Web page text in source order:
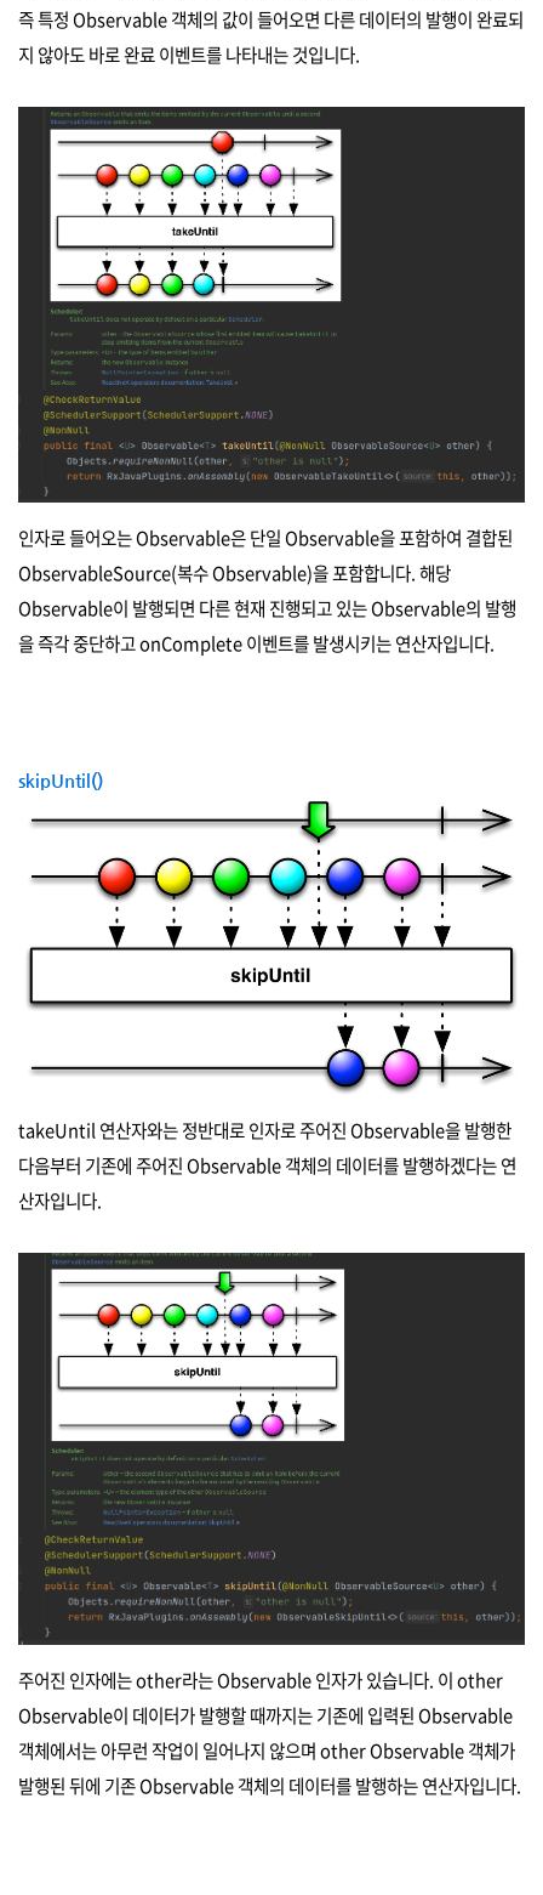
즉 특정 Observable 객체의 값이 들어오면 다른 데이터의 발행이 완료되
지 않아도 바로 완료 이벤트를 나타내는 것입니다.
인자로 들어오는 Observable은 단일 Observable을 포함하여 결합된
ObservableSource(복수 Observable)을 포함합니다. 해당
Observable이 발행되면 다른 현재 진행되고 있는 Observable의 발행
을 즉각 중단하고 onComplete 이벤트를 발생시키는 연산자입니다.
skipUntil()
takeUntil 연산자와는 정반대로 인자로 주어진 Observable을 발행한
다음부터 기존에 주어진 Observable 객체의 데이터를 발행하겠다는 연
산자입니다.
주어진 인자에는 other라는 Observable 인자가 있습니다. 이 other
Observable이 데이터가 발행할 때까지는 기존에 입력된 Observable
객체에서는 아무런 작업이 일어나지 않으며 other Observable 객체가
발행된 뒤에 기존 Observable 객체의 데이터를 발행하는 연산자입니다.